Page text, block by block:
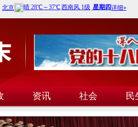
资讯 社会
民
科技